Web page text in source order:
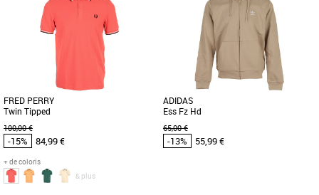
Vêtements pas cher et Promos
Vêtements
Le sweat Ess Crew de Le Coq Sportif est
un incontournable du vestiaire
masculin, offrant un style épuré [...]
Vêtements pas cher et Promos
Vêtements
Le polo de tennis Fred Perry. Fabriqué
dans ce piqué de coton classique et
doté d'une version moderne [...]
FRED PERRY
Twin Tipped
100,00 €
-15% 84,99 €
+ de coloris
& plus
ADIDAS
Ess Fz Hd
65,00 €
-13% 55,99 €